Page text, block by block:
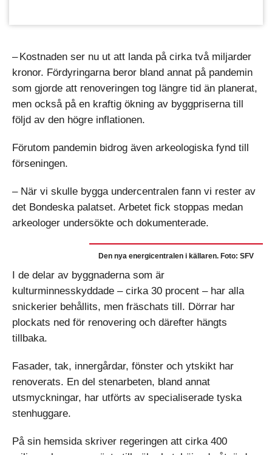
– Kostnaden ser nu ut att landa på cirka två miljarder
kronor. Fördyringarna beror bland annat på pandemin
som gjorde att renoveringen tog längre tid än planerat,
men också på en kraftig ökning av byggpriserna till
följd av den högre inflationen.
Förutom pandemin bidrog även arkeologiska fynd till
förseningen.
– När vi skulle bygga undercentralen fann vi rester av
det Bondeska palatset. Arbetet fick stoppas medan
arkeologer undersökte och dokumenterade.
Den nya energicentralen i källaren. Foto: SFV
I de delar av byggnaderna som är
kulturminnesskyddade – cirka 30 procent – har alla
snickerier behållits, men fräschats till. Dörrar har
plockats ned för renovering och därefter hängts
tillbaka.
Fasader, tak, innergårdar, fönster och ytskikt har
renoverats. En del stenarbeten, bland annat
utsmyckningar, har utförts av specialiserade tyska
stenhuggare.
På sin hemsida skriver regeringen att cirka 400